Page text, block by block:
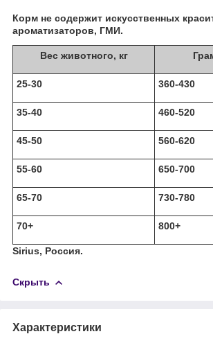
Корм не содержит искусственных
ароматизаторов, ГМИ.
Вес животного, кг
25-30 360-430
35-40 460-520
45-50 560-620
55-60 650-700
65-70 730-780
70+ 800+
Sirius, Россия.
Скрыть
Характеристики